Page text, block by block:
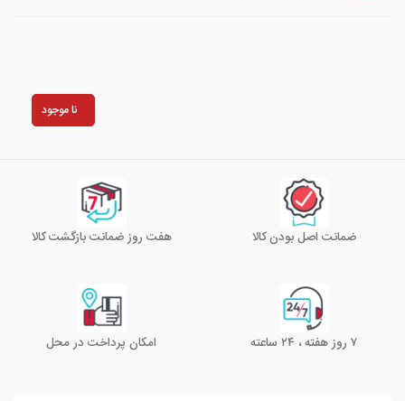
نا موجود
ضمانت اصل بودن کالا هفت روز ضمانت بازگشت کالا
۷ روز هفته ، ۲۴ ساعته امکان پرداخت در محل